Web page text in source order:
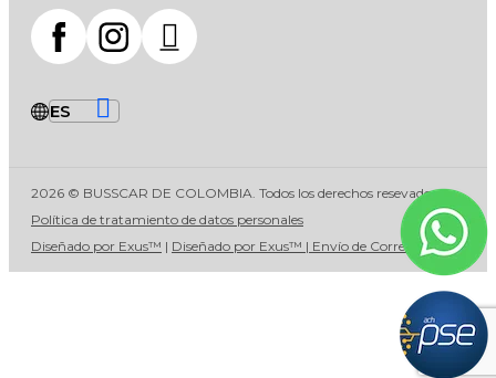
2026 © BUSSCAR DE COLOMBIA. Todos los derechos resevados
Política de tratamiento de datos personales
Diseñado por Exus™ | Diseñado por Exus™ | Envío de Correos Masivos